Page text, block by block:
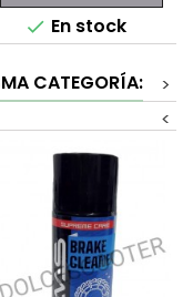
 En stock
CATEGORÍA:
>
<